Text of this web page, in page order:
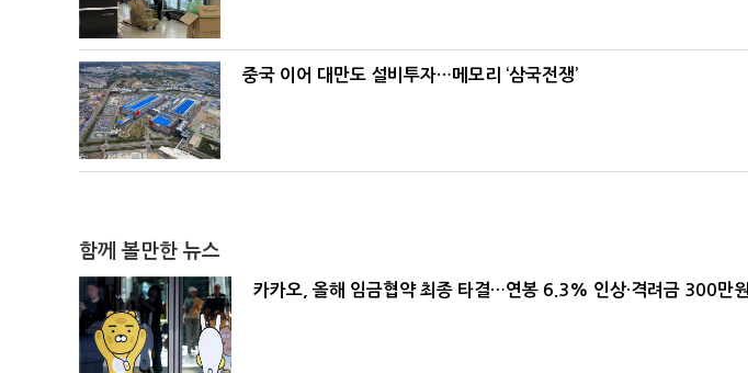
중국 이어 대만도 설비투자…메모리 ‘삼국전쟁’
함께 볼만한 뉴스
카카오, 올해 임금협약 최종 타결…연봉 6.3% 인상·격려금 300만원